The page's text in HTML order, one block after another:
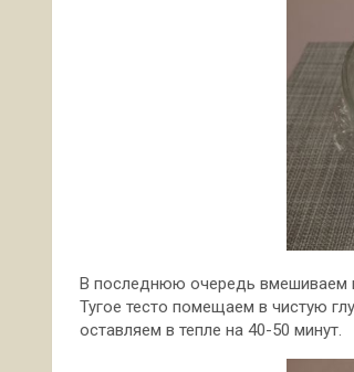
В последнюю очередь вмешиваем
Тугое тесто помещаем в чистую
оставляем в тепле на 40-50 минут.